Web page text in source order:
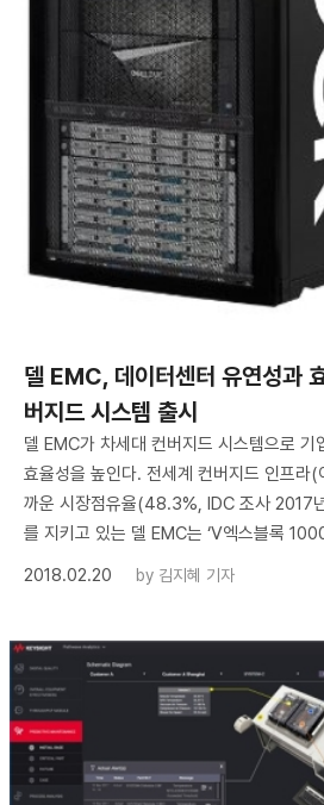
델 EMC, 데이터센터 유연성과
버지드 시스템 출시
델 EMC가 차세대 컨버지드 시스템으로 기
효율성을 높인다. 전세계 컨버지드 인프라
까운 시장점유율(48.3%, IDC 조사 2017
를 지키고 있는 델 EMC는 ‘V엑스블록
2018.02.20
by 김지혜 기자